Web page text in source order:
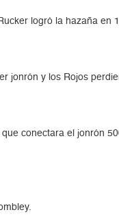
logró la hazaña en
jonrón y los Rojos
conectara el jonrón